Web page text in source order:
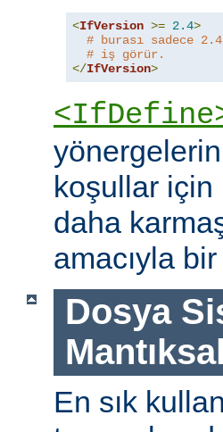
<IfVersion >= 2.4>
# burası sadece
# iş görür.
</IfVersion>
koşullar için
daha
amacıyla
Dosya
En sık